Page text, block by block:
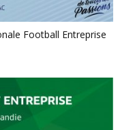
Football Entreprise